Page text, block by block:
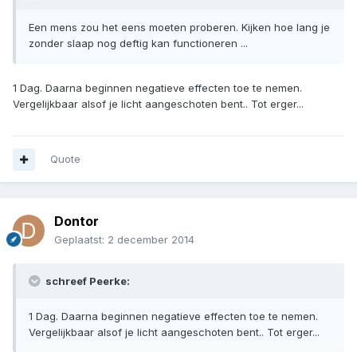
Een mens zou het eens moeten proberen. Kijken hoe lang je
zonder slaap nog deftig kan functioneren ...
1 Dag. Daarna beginnen negatieve effecten toe te nemen.
Vergelijkbaar alsof je licht aangeschoten bent.. Tot erger...
Quote
Dontor
Geplaatst: 2 december 2014
schreef Peerke:
1 Dag. Daarna beginnen negatieve effecten toe te nemen.
Vergelijkbaar alsof je licht aangeschoten bent.. Tot erger...